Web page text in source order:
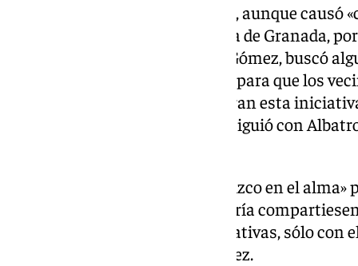
La acción fue muy bien recibida, aunque causó
todos los vecinos de la Alpujarra de Granada,
Mancomunidad, José Antonio Gómez, buscó
aportar los décimos necesarios para que los
de 18.000, «también compartieran esta
sobre todo hermandad y lo consiguió con
Se le quedó una especie de «pellizco en el
Alpujarra, la de Granada y Almería
juntos, sin fronteras administrativas, sólo con
no es baladí», ha detallado Gómez.